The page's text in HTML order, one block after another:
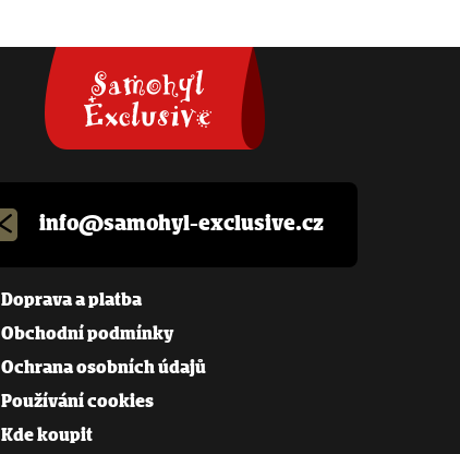
info@samohyl-exclusive.cz
Doprava a platba
Obchodní podmínky
Ochrana osobních údajů
Používání cookies
Kde koupit